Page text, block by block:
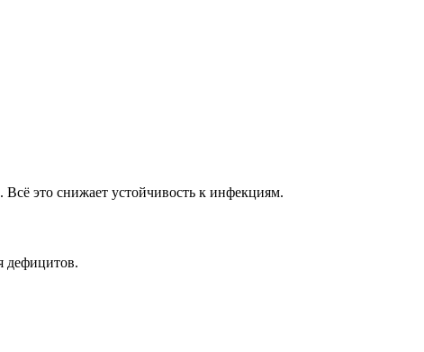
это снижает устойчивость к инфекциям.
дефицитов.